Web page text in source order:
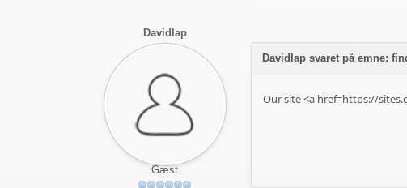
Davidlap
Gæst
Davidlap svaret på emne:
Our site <a href=https://